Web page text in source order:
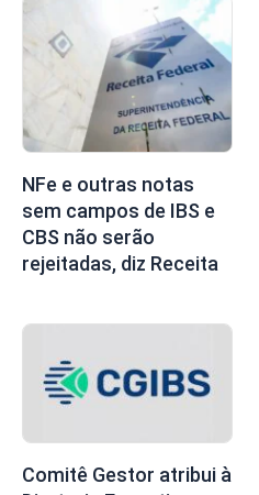
NFe e outras notas
sem campos de IBS e
CBS não serão
rejeitadas, diz Receita
Comitê Gestor atribui à